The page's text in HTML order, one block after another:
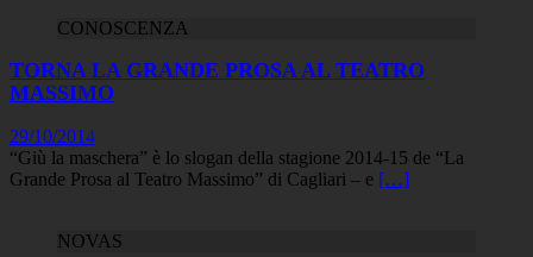
CONOSCENZA
TORNA LA GRANDE PROSA AL TEATRO
MASSIMO
29/10/2014
“Giù la maschera” è lo slogan della stagione 2014-15 de “La
Grande Prosa al Teatro Massimo” di Cagliari – e […]
NOVAS